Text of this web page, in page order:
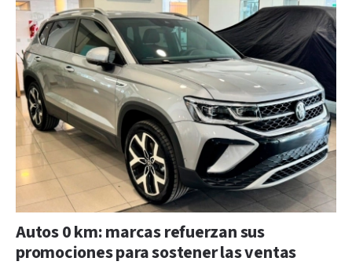
Autos 0 km: marcas refuerzan sus
promociones para sostener las ventas